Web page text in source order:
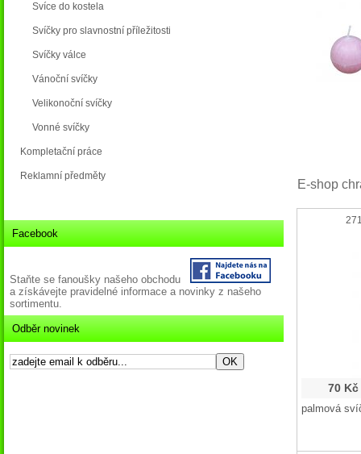
Svíce do kostela
Svíčky pro slavnostní příležitosti
Svíčky válce
Vánoční svíčky
Velikonoční svíčky
Vonné svíčky
Kompletační práce
Reklamní předměty
Facebook
Staňte se fanoušky našeho obchodu
a získávejte pravidelné informace a novinky z našeho
sortimentu.
Odběr novinek
E-shop
70 Kč
palmová